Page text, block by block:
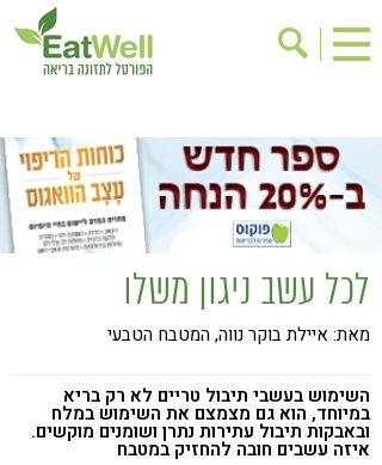
בישול בריא
אינדקס עסקים
ריפוי ומניעת מחלות
בריאות האישה
מתכוני בריאות
אירועים
שינוי תזונתי
גישות בתזונה
דיאטה
ניקוי רעלים
מזונות על
ילדים
תזונה וספורט
לכל עשב ניגון משלו
מאת: איילת בוקר נווה, המטבח הטבעי
השימוש בעשבי תיבול טריים לא רק בריא
במיוחד, הוא גם מצמצם את השימוש במלח
ובאבקות תיבול עתירות נתרן ושומנים מוקשים.
איזה עשבים חובה להחזיק במטבח